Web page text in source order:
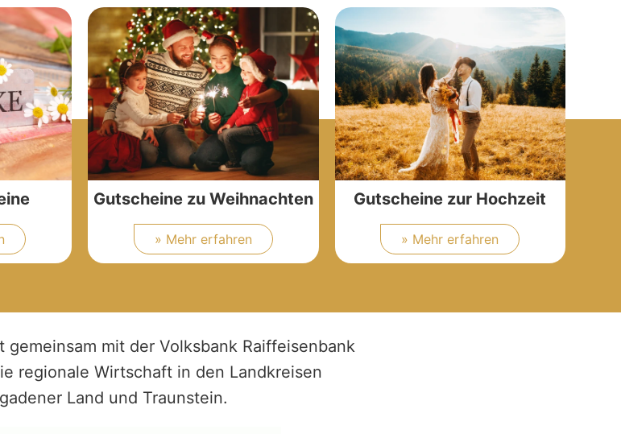
Gutscheine zu Weihnachten
» Mehr erfahren
Gutscheine zur Hochzeit
» Mehr erfahren
mit der Volksbank Raiffeisenbank
regionale Wirtschaft in den Landkreisen
Land und Traunstein.